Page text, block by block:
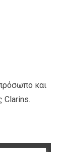
και
Clarins.